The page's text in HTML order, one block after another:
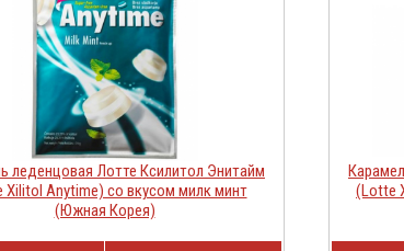
леденцовая Лотте Ксилитол Энитайм
Xilitol Anytime) со вкусом милк минт
(Южная Корея)
(Lotte